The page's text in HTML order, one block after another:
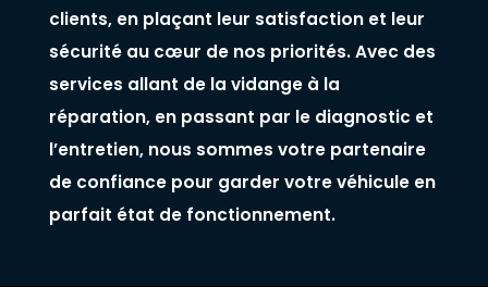
clients, en plaçant leur satisfaction et leur
sécurité au cœur de nos priorités. Avec des
services allant de la vidange à la
réparation, en passant par le diagnostic et
l’entretien, nous sommes votre partenaire
de confiance pour garder votre véhicule en
parfait état de fonctionnement.